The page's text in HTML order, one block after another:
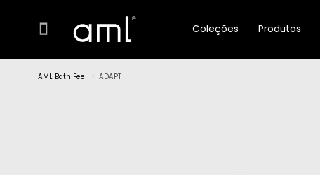
Coleções Produtos
AML Bath Feel ADAPT